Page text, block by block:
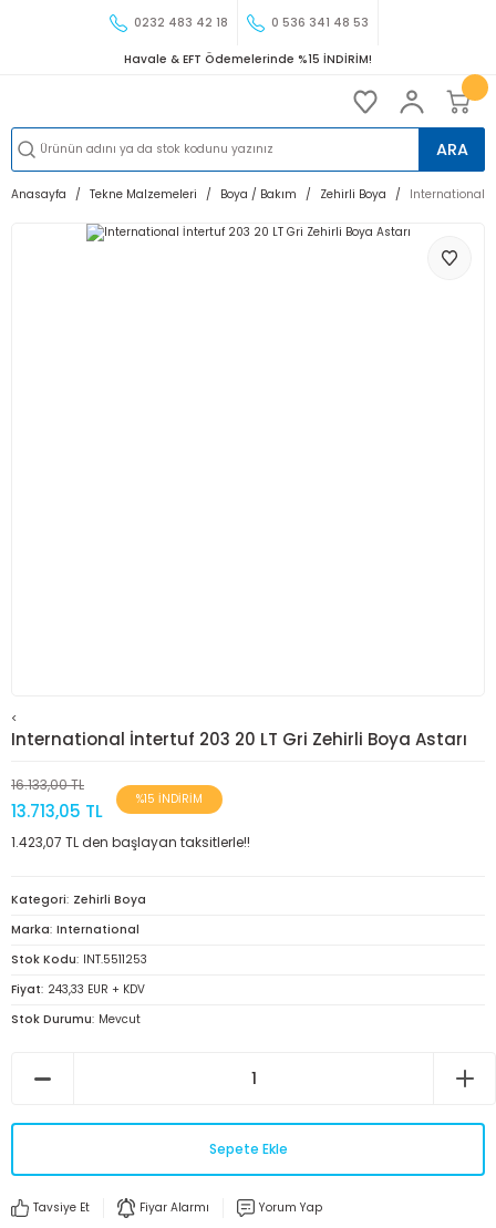
0232 483 42 18 0 536 341 48 53
Havale & EFT Ödemelerinde %15 İNDİRİM!
ARA
Anasayfa Tekne Malzemeleri Boya / Bakım Zehirli Boya International
<
International İntertuf 203 20 LT Gri Zehirli Boya Astarı
16.133,00 TL
13.713,05 TL
%15 İNDİRİM
1.423,07 TL den başlayan taksitlerle!!
Kategori Zehirli Boya
Marka International
Stok Kodu INT.5511253
Fiyat 243,33 EUR + KDV
Stok Durumu Mevcut
Sepete Ekle
Tavsiye Et Fiyar Alarmı Yorum Yap